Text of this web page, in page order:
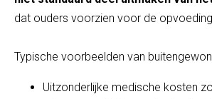
dat ouders voorzien voor de
Typische voorbeelden van
Uitzonderlijke medische kosten